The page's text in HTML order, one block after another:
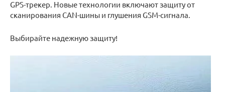
GPS-трекер. Новые технологии включают защиту от
сканирования CAN-шины и глушения GSM-сигнала.
Выбирайте надежную защиту!